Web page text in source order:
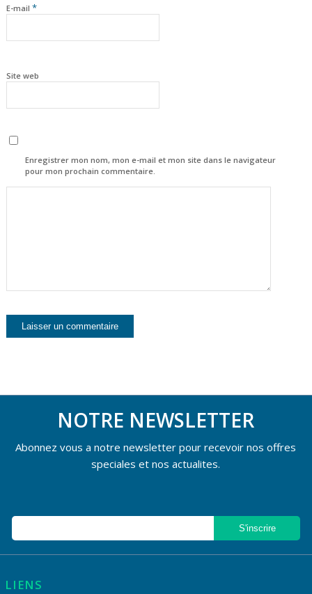
E-mail *
Site web
Enregistrer mon nom, mon e-mail et mon site dans le navigateur
pour mon prochain commentaire.
NOTRE NEWSLETTER
Abonnez vous a notre newsletter pour recevoir nos offres
speciales et nos actualites.
LIENS